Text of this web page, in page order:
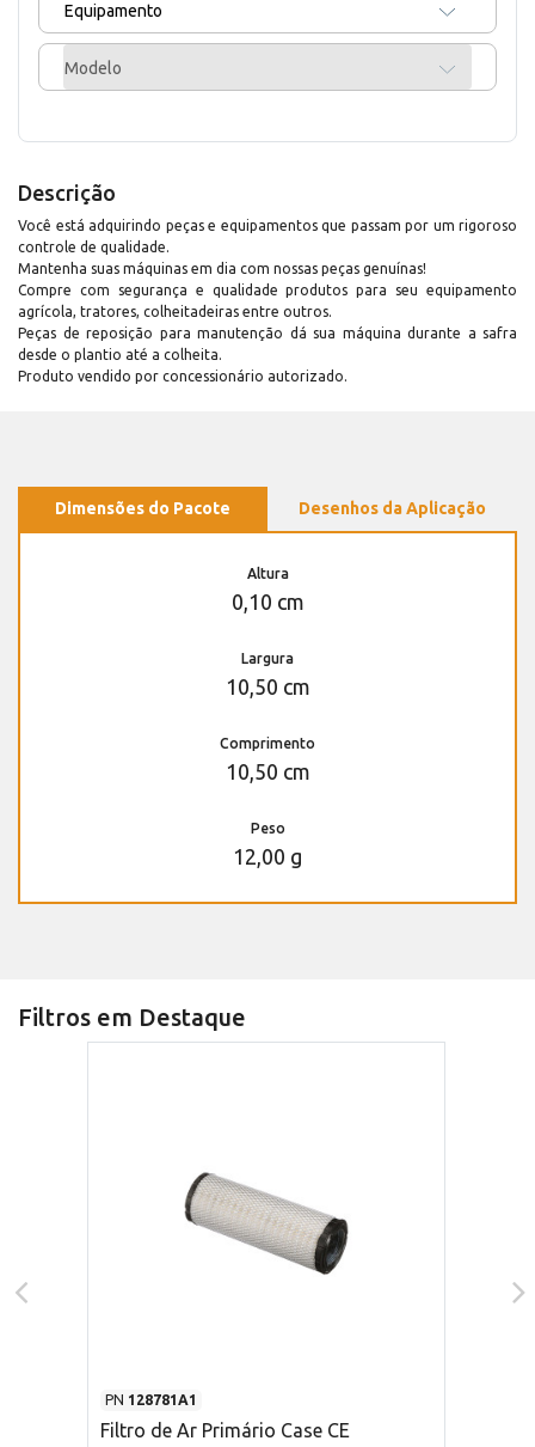
Equipamento
Modelo
Descrição
Você está adquirindo peças e equipamentos que passam por um rigoroso
controle de qualidade.
Mantenha suas máquinas em dia com nossas peças genuínas!
Compre com segurança e qualidade produtos para seu equipamento
agrícola, tratores, colheitadeiras entre outros.
Peças de reposição para manutenção dá sua máquina durante a safra
desde o plantio até a colheita.
Produto vendido por concessionário autorizado.
Dimensões do Pacote Desenhos da Aplicação
Altura
0,10 cm
Largura
10,50 cm
Comprimento
10,50 cm
Peso
12,00 g
Filtros em Destaque
PN 128781A1
Filtro de Ar Primário Case CE